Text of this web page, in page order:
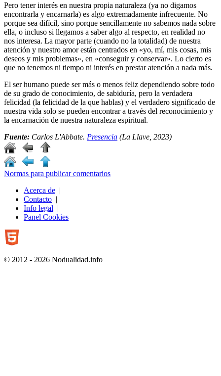
Pero tener interés en nuestra propia naturaleza (ya no digamos
encontrarla y encarnarla) es algo extremadamente infrecuente. No
porque sea difícil, sino porque sencillamente no sabemos nada sobre
ella, o incluso si llegamos a saber algo al respecto, en realidad no
nos interesa. La mayor parte (cuando no la totalidad) de nuestra
atención y nuestro amor están centrados en «yo, mí, mis cosas, mis
deseos y mis problemas», en «conseguir y conservar». Lo cierto es
que no tenemos ni tiempo ni interés en prestar atención a nada más.
El ser humano puede ser más o menos feliz dependiendo sobre todo
de su grado de conocimiento, de sabiduría, pero la verdadera
felicidad (la felicidad de la que hablas) y el verdadero significado de
nuestra vida solo se pueden encontrar a través del reconocimiento y
la encarnación de nuestra naturaleza espiritual.
Fuente: Carlos L'Abbate. Presencia (La Llave, 2023)
Normas para publicar comentarios
Acerca de |
Contacto |
Info legal |
Panel Cookies
© 2012 - 2026 Nodualidad.info